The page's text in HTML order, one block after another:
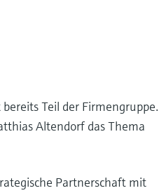
Teil der Firmengruppe.
Altendorf das Thema
Partnerschaft mit